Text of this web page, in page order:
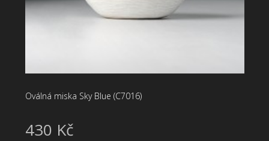
Oválná miska Sky Blue (C7016)
430 Kč